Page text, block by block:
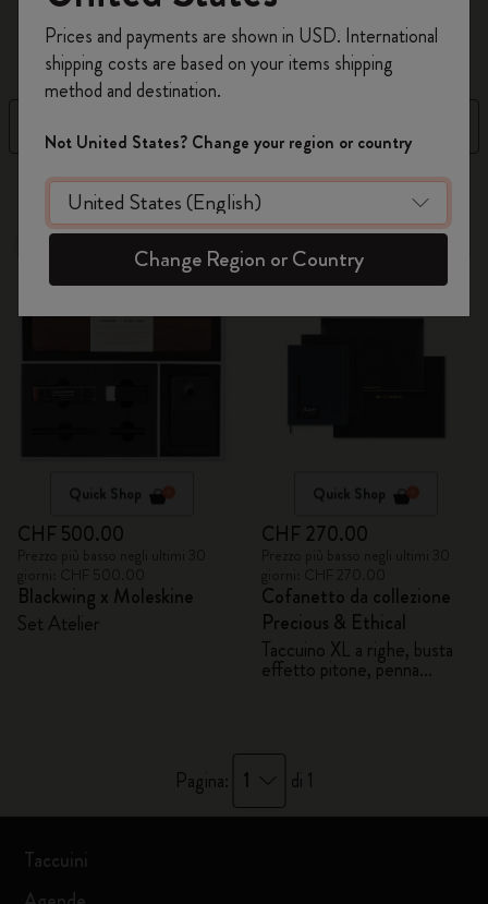
Leggi di più
2 Prodotti
Quick Shop
CHF 500.00
Blackwing x Moleskine
Set Atelier
Out Of Stock
Quick Shop
CHF 270.00
Cofanetto da collezione
Precious & Ethical
Taccuino XL a righe, busta
effetto pitone, penna
stilografica Kaweco
Pagina: 1 di 1
Taccuini
spedizione gratuita sul tuo primo ordine
usando il codiceWELCOME10.
Crea un account Moleskine per avere accesso
ad offerte, vantaggi e tanta ispirazione.
Registrati!
Prices and payments are shown in USD. International
shipping costs are based on your items shipping
method and destination.
Not United States? Change your region or country
Change Region or Country